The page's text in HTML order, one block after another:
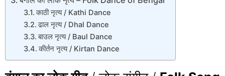
काठी नृत्य / Kathi Dance
ढाल नृत्य / Dhal Dance
बाउल नृत्य / Baul Dance
कीर्तन नृत्य / Kirtan Dance